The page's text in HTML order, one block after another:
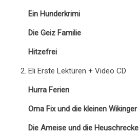
Ein Hunderkrimi
Die Geiz Familie
Hitzefrei
Eli Erste Lektüren + Video CD
Hurra Ferien
Oma Fix und die kleinen Wikinger
Die Ameise und die Heuschrecke